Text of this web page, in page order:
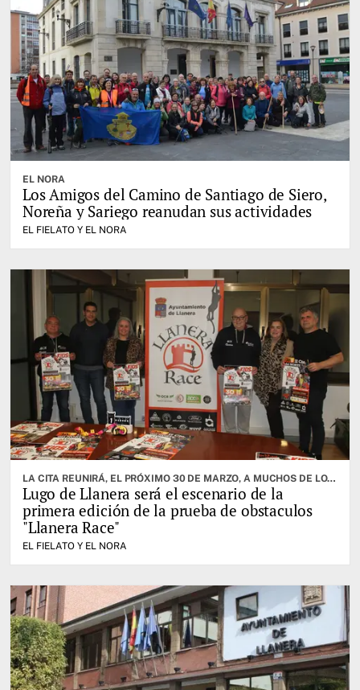
EL NORA
Los Amigos del Camino de Santiago de Siero,
Noreña y Sariego reanudan sus actividades
EL FIELATO Y EL NORA
LA CITA REUNIRÁ, EL PRÓXIMO 30 DE MARZO, A MUCHOS DE LOS MEJORES ATLETAS DE LA ESPECIALIDAD
Lugo de Llanera será el escenario de la
primera edición de la prueba de obstaculos
"Llanera Race"
EL FIELATO Y EL NORA